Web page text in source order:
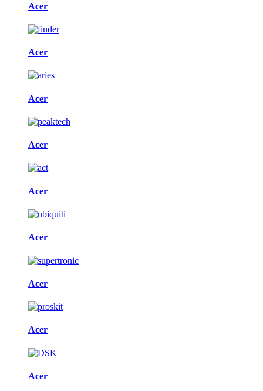
Acer
Acer
Acer
Acer
Acer
Acer
Acer
Acer
Acer